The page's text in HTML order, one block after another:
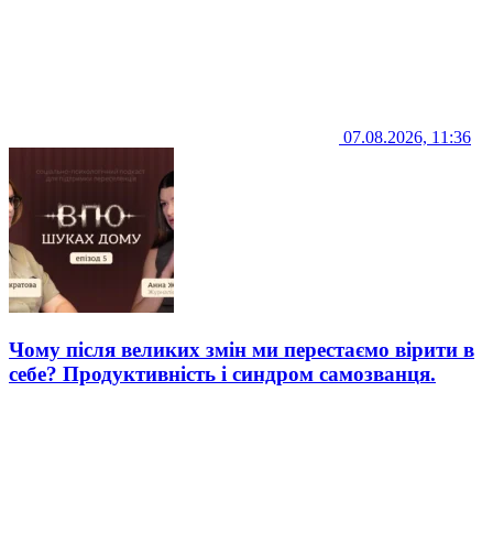
07.08.2026, 11:36
Чому після великих змін ми перестаємо вірити в
себе? Продуктивність і синдром самозванця.